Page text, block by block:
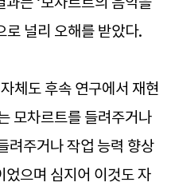
로 널리 오해를 받았다.
체도 후속 연구에서 재현
모차르트를 들려주거나
려주거나 작업 능력 향상
었으며 심지어 이것도 자